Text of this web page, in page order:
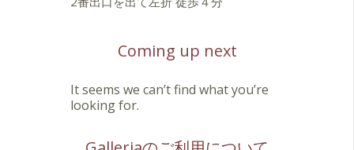
Coming up next
It seems we can’t find what you’re
looking for.